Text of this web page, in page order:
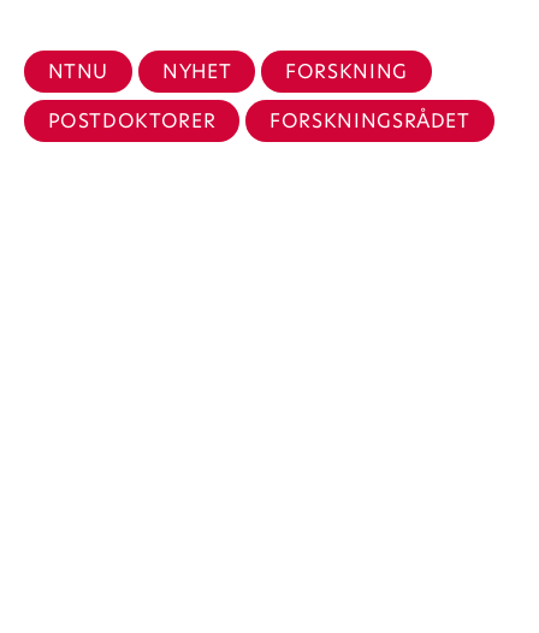
NTNU NYHET
FORSKNING
POSTDOKTORER
FORSKNINGSRÅDET